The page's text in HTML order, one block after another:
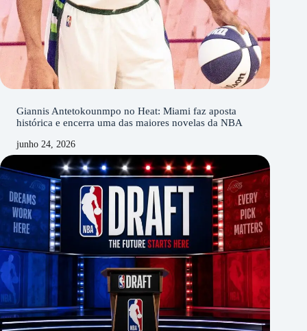
Giannis Antetokounmpo no Heat: Miami faz aposta
histórica e encerra uma das maiores novelas da NBA
junho 24, 2026